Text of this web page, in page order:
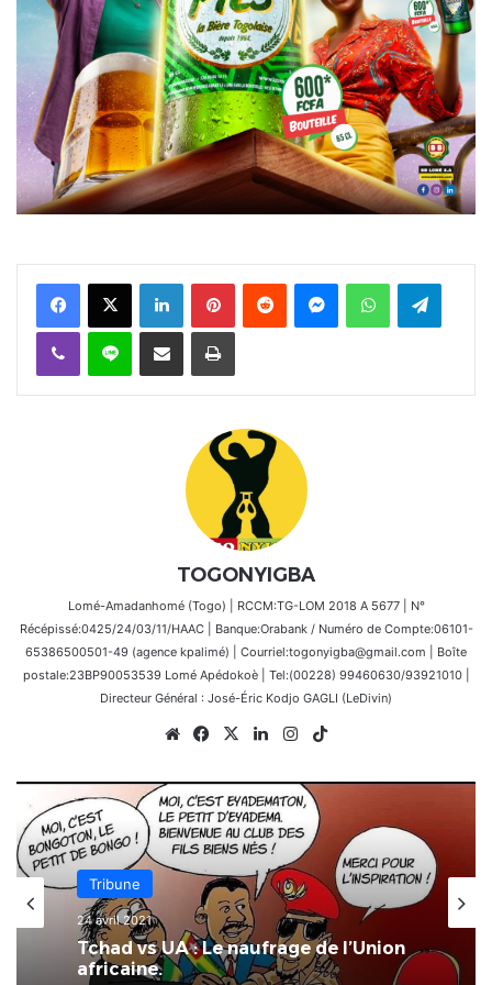
FacebookX Linkedin PinterestReddit MessengerWhatsAppTelegram
Viber Ligne Partager par email Imprimer
TOGONYIGBA
Lomé-Amadanhomé (Togo) | RCCM:TG-LOM 2018 A 5677 | N°
Récépissé:0425/24/03/11/HAAC | Banque:Orabank / Numéro de Compte:06101-
65386500501-49 (agence kpalimé) | Courriel:togonyigba@gmail.com | Boîte
postale:23BP90053539 Lomé Apédokoè | Tel:(00228) 99460630/93921010 |
Directeur Général : José-Éric Kodjo GAGLI (LeDivin)
WebsiteFacebook
X LinkedinInstagram
Tribune
24 avril 2021
Tchad vs UA : Le naufrage de l’Union
africaine.